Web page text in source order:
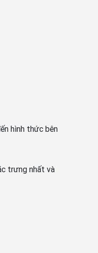
hình thức bên
trưng nhất và